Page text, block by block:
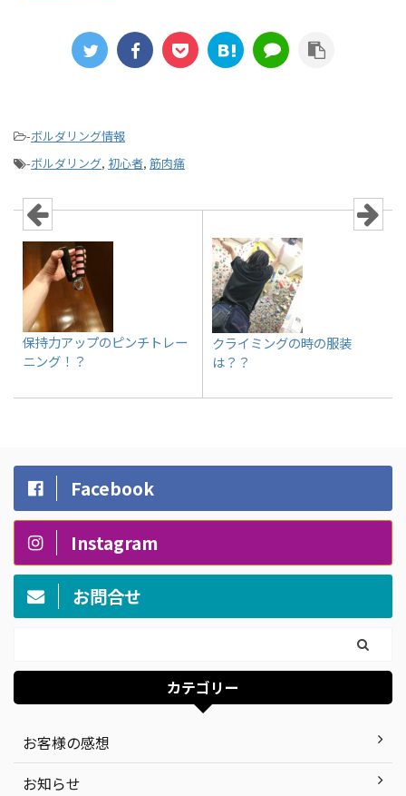
-ボルダリング情報
-ボルダリング, 初心者, 筋肉痛
保持力アップのピンチトレー
ニング！？
クライミングの時の服装
は？？
Facebook
Instagram
お問合せ
カテゴリー
お客様の感想
お知らせ